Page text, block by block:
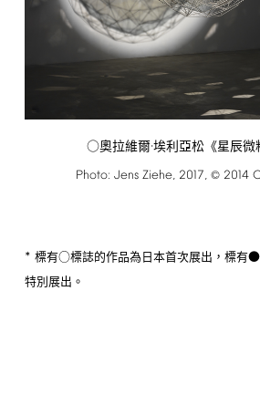
○奧拉維爾·埃利亞松《星辰微
Photo: Jens Ziehe, 2017, © 2014
* 標有○標誌的作品為日本首次展出，標有
特別展出。